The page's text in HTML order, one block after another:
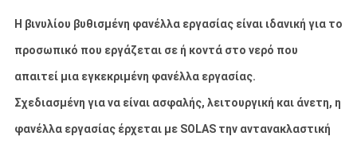
Η βινυλίου βυθισμένη φανέλλα εργασίας είναι ιδανική για το
προσωπικό που εργάζεται σε ή κοντά στο νερό που
απαιτεί μια εγκεκριμένη φανέλλα εργασίας.
Σχεδιασμένη για να είναι ασφαλής, λειτουργική και άνετη, η
φανέλλα εργασίας έρχεται με SOLAS την αντανακλαστική